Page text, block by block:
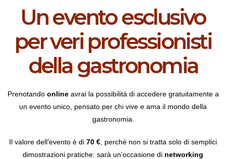
Un evento esclusivo
per veri professionisti
della gastronomia
Prenotando onlineavrai la possibilità di accedere gratuitamente a
un evento unico, pensato per chi vive e ama il mondo della
gastronomia.
Il valore dell’evento è di 70 € , perché non si tratta solo di semplici
dimostrazioni pratiche: sarà un’occasione di networking